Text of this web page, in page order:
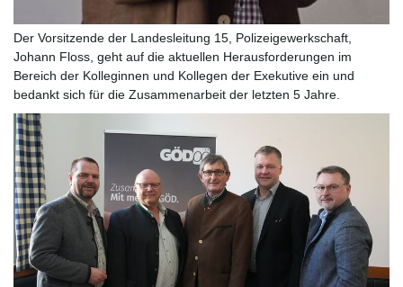
Der Vorsitzende der Landesleitung 15, Polizeigewerkschaft,
Johann Floss, geht auf die aktuellen Herausforderungen im
Bereich der Kolleginnen und Kollegen der Exekutive ein und
bedankt sich für die Zusammenarbeit der letzten 5 Jahre.